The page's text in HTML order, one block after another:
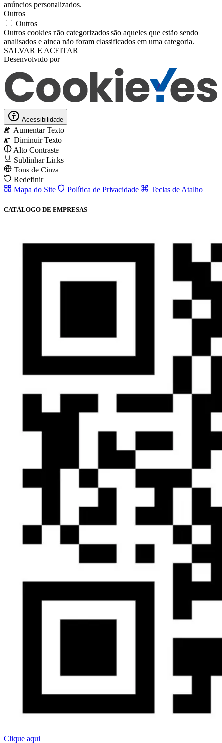
anúncios personalizados.
Outros
Outros
Outros cookies não categorizados são aqueles que estão sendo
analisados ​​e ainda não foram classificados em uma categoria.
SALVAR E ACEITAR
Desenvolvido por
Acessibilidade
A Aumentar Texto
A
Diminuir Texto
Alto Contraste
Sublinhar Links
Tons de Cinza
Redefinir
Mapa do Site
Política de Privacidade Teclas de Atalho
CATÁLOGO DE EMPRESAS
Clique aqui